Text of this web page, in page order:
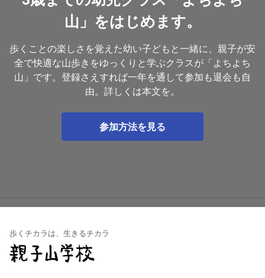
山」をはじめます。
歩くことの楽しさを覚えた幼い子どもと一緒に、親子が安
全で快適な山歩きをゆっくりと学ぶクラスが「よちよち
山」です。登録さえすれば一年を通して参加も退会も自
由。詳しくは本文を。
参加方法を見る
歩くチカラは、生きるチカラ